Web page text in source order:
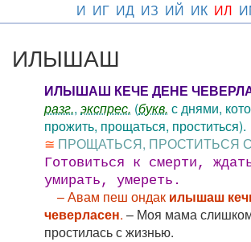
И ИГ ИД ИЗ ИЙ ИК ИЛ
ИЛЫШАШ
ИЛЫШАШ КЕЧЕ ДЕНЕ
разг., экспрес. (букв. с днями,
прожить, прощаться, проститься).
≅ ПРОЩАТЬСЯ, ПРОСТИТЬСЯ
Готовиться к смерти,
умирать, умереть.
– Авам пеш ондак илышаш
чеверласен. – Моя мама
простилась с жизнью.